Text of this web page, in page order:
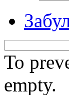
To
empty.